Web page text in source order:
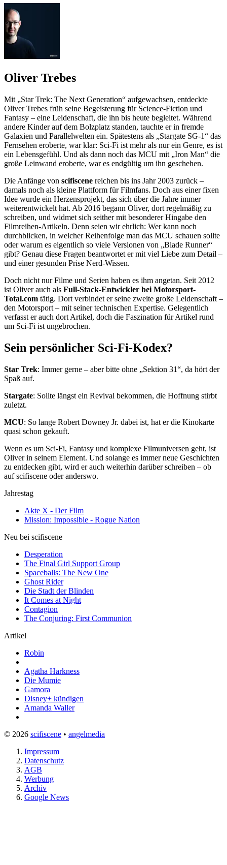
Oliver Trebes
Mit „Star Trek: The Next Generation“ aufgewachsen, entdeckte
Oliver Trebes früh seine Begeisterung für Science-Fiction und
Fantasy – eine Leidenschaft, die ihn bis heute begleitet. Während
andere Kinder auf dem Bolzplatz standen, tauchte er in fremde
Galaxien und Parallelwelten ein. Spätestens als „Stargate SG-1“ das
Fernsehen eroberte, war klar: Sci-Fi ist mehr als nur ein Genre, es ist
ein Lebensgefühl. Und als dann noch das MCU mit „Iron Man“ die
große Leinwand eroberte, war es endgültig um ihn geschehen.
Die Anfänge von scifiscene reichen bis ins Jahr 2003 zurück –
damals noch als kleine Plattform für Filmfans. Doch aus einer fixen
Idee wurde ein Herzensprojekt, das sich über die Jahre immer
weiterentwickelt hat. Ab 2016 begann Oliver, dort regelmäßig zu
schreiben, und widmet sich seither mit besonderer Hingabe den
Filmreihen-Artikeln. Denn seien wir ehrlich: Wer kann noch
durchblicken, in welcher Reihenfolge man das MCU schauen sollte
oder warum es eigentlich so viele Versionen von „Blade Runner“
gibt? Genau diese Fragen beantwortet er mit viel Liebe zum Detail –
und einer gesunden Prise Nerd-Wissen.
Doch nicht nur Filme und Serien haben es ihm angetan. Seit 2012
ist Oliver auch als Full-Stack-Entwickler bei Motorsport-
Total.com tätig. Dort verbindet er seine zweite große Leidenschaft –
den Motorsport – mit seiner technischen Expertise. Gelegentlich
verfasst er auch dort Artikel, doch die Faszination für Artikel rund
um Sci-Fi ist ungebrochen.
Sein persönlicher Sci-Fi-Kodex?
Star Trek: Immer gerne – aber bitte ohne „Sektion 31“, da hört der
Spaß auf.
Stargate: Sollte längst ein Revival bekommen, die Hoffnung stirbt
zuletzt.
MCU: So lange Robert Downey Jr. dabei ist, hat er die Kinokarte
quasi schon gekauft.
Wenn es um Sci-Fi, Fantasy und komplexe Filmuniversen geht, ist
Oliver in seinem Element. Und solange es immer neue Geschichten
zu entdecken gibt, wird er auch weiterhin darüber schreiben – ob
auf scifiscene oder anderswo.
Jahrestag
Akte X - Der Film
Mission: Impossible - Rogue Nation
Neu bei scifiscene
Desperation
The Final Girl Support Group
Spaceballs: The New One
Ghost Rider
Die Stadt der Blinden
It Comes at Night
Contagion
The Conjuring: First Communion
Artikel
Robin
Agatha Harkness
Die Mumie
Gamora
Disney+ kündigen
Amanda Waller
© 2026 scifiscene • angelmedia
Impressum
Datenschutz
AGB
Werbung
Archiv
Google News